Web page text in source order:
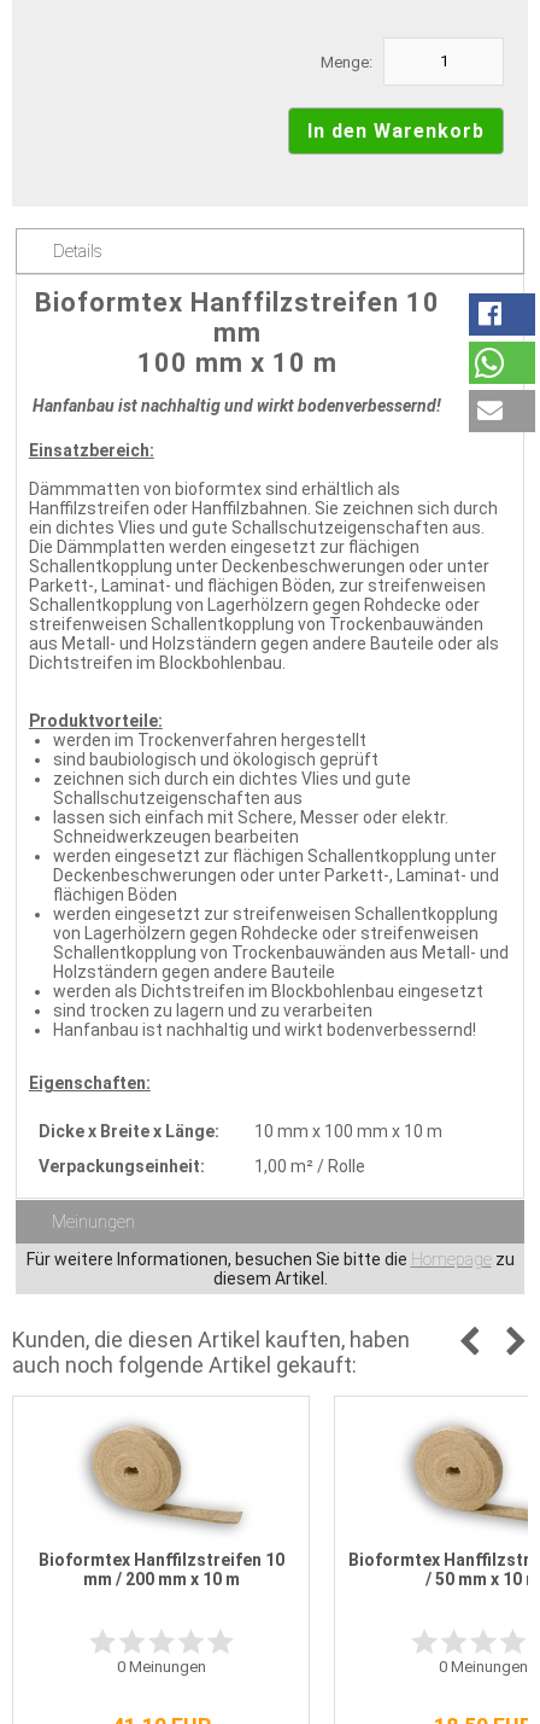
Menge:
Details
Bioformtex Hanffilzstreifen 10
mm
100 mm x 10 m
Hanfanbau ist nachhaltig und wirkt bodenverbessernd!
Einsatzbereich:
Dämmmatten von bioformtex sind erhältlich als
Hanffilzstreifen oder Hanffilzbahnen. Sie zeichnen sich durch
ein dichtes Vlies und gute Schallschutzeigenschaften aus.
Die Dämmplatten werden eingesetzt zur flächigen
Schallentkopplung unter Deckenbeschwerungen oder unter
Parkett-, Laminat- und flächigen Böden, zur streifenweisen
Schallentkopplung von Lagerhölzern gegen Rohdecke oder
streifenweisen Schallentkopplung von Trockenbauwänden
aus Metall- und Holzständern gegen andere Bauteile oder als
Dichtstreifen im Blockbohlenbau.
Produktvorteile:
werden im Trockenverfahren hergestellt
sind baubiologisch und ökologisch geprüft
zeichnen sich durch ein dichtes Vlies und gute
Schallschutzeigenschaften aus
lassen sich einfach mit Schere, Messer oder elektr.
Schneidwerkzeugen bearbeiten
werden eingesetzt zur flächigen Schallentkopplung unter
Deckenbeschwerungen oder unter Parkett-, Laminat- und
flächigen Böden
werden eingesetzt zur streifenweisen Schallentkopplung
von Lagerhölzern gegen Rohdecke oder streifenweisen
Schallentkopplung von Trockenbauwänden aus Metall- und
Holzständern gegen andere Bauteile
werden als Dichtstreifen im Blockbohlenbau eingesetzt
sind trocken zu lagern und zu verarbeiten
Hanfanbau ist nachhaltig und wirkt bodenverbessernd!
Eigenschaften:
Dicke x Breite x Länge:
10 mm x 100 mm x 10 m
Verpackungseinheit:
1,00 m² / Rolle
Meinungen
Für weitere Informationen, besuchen Sie bitte die Homepagezu
diesem Artikel.
Kunden, die diesen Artikel kauften, haben
auch noch folgende Artikel gekauft:
Bioformtex Hanffilzstreifen 10
mm / 200 mm x 10 m
0Meinungen
Bioformtex
/ 50 mm x 10 m
0Meinungen